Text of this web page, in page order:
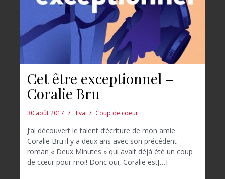
Cet être exceptionnel –
Coralie Bru
30 août 2017 Eva Coup de coeur
J’ai découvert le talent d’écriture de mon amie
Coralie Bru il y a deux ans avec son précédent
roman « Deux Minutes » qui avait déjà été un coup
de cœur pour moi! Donc oui, Coralie est[…]